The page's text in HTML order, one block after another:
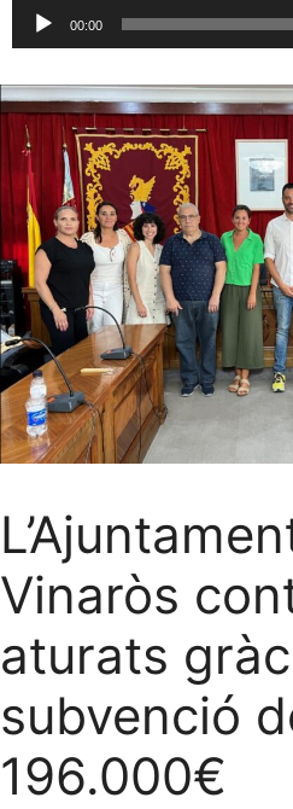
Reproductor
de
00:00
Vinaròs
aturats
subvenció
196.000€